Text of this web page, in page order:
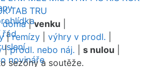
řád
novináře
TAB TRU
doma|venku
|remízy výhry v prodl.
|prodl. nebo náj. s nulou
sezóny a soutěže.